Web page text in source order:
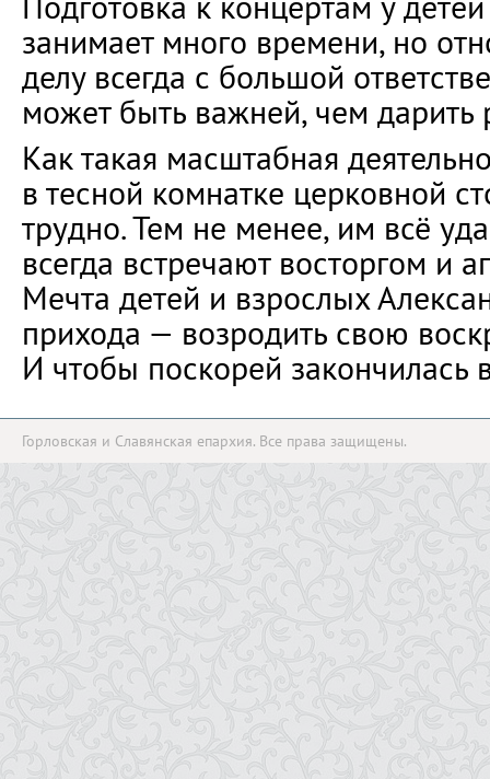
занимает много времени, но
делу всегда с большой
может быть важней, чем дарить
Как такая масштабная
в тесной комнатке церковной
трудно. Тем не менее, им всё
всегда встречают восторгом и
Мечта детей и взрослых
прихода — возродить свою
И чтобы поскорей закончилась
Горловская и Славянская епархия. Все права защищены.